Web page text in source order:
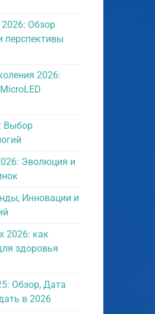
2026: Обзор
перспективы
2026:
Выбор
Эволюция и
Инновации и
2026: как
здоровья
Обзор, Дата
в 2026